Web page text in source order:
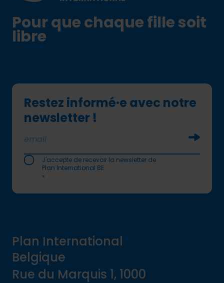
Pour que chaque fille soit
libre
Restez informé·e avec notre
newsletter !
J'accepte de recevoir la newsletter de
Plan International BE.
*
Plan International
Belgique
Rue du Marquis 1, 1000